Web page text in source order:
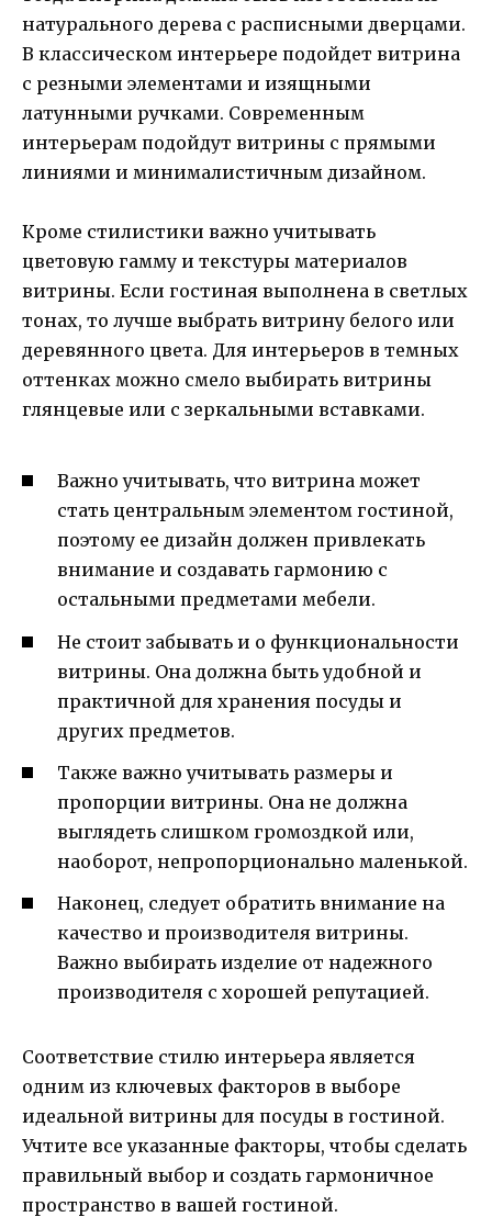
натурального дерева с расписными дверцами.
В классическом интерьере подойдет витрина
с резными элементами и изящными
латунными ручками. Современным
интерьерам подойдут витрины с прямыми
линиями и минималистичным дизайном.
Кроме стилистики важно учитывать
цветовую гамму и текстуры материалов
витрины. Если гостиная выполнена в светлых
тонах, то лучше выбрать витрину белого или
деревянного цвета. Для интерьеров в темных
оттенках можно смело выбирать витрины
глянцевые или с зеркальными вставками.
Важно учитывать, что витрина может
стать центральным элементом гостиной,
поэтому ее дизайн должен привлекать
внимание и создавать гармонию с
остальными предметами мебели.
Не стоит забывать и о функциональности
витрины. Она должна быть удобной и
практичной для хранения посуды и
других предметов.
Также важно учитывать размеры и
пропорции витрины. Она не должна
выглядеть слишком громоздкой или,
наоборот, непропорционально маленькой.
Наконец, следует обратить внимание на
качество и производителя витрины.
Важно выбирать изделие от надежного
производителя с хорошей репутацией.
Соответствие стилю интерьера является
одним из ключевых факторов в выборе
идеальной витрины для посуды в гостиной.
Учтите все указанные факторы, чтобы сделать
правильный выбор и создать гармоничное
пространство в вашей гостиной.